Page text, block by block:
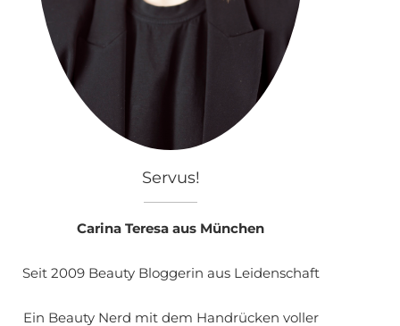
Servus!
Carina Teresa aus München
Seit 2009 Beauty Bloggerin aus Leidenschaft
Ein Beauty Nerd mit dem Handrücken voller